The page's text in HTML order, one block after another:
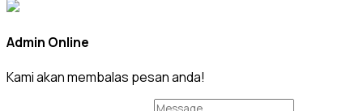
Admin Online
Kami akan membalas pesan anda!